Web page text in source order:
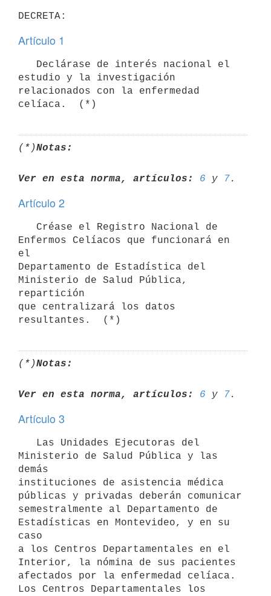
Artículo 1
estudio y la investigación
relacionados con la enfermedad
(*)Notas:
Ver en esta norma, artículos: 6 y 7
Artículo 2
Enfermos Celíacos que funcionará en
el
Departamento de Estadística del
Ministerio de Salud Pública,
repartición
que centralizará los datos
(*)Notas:
Ver en esta norma, artículos: 6 y 7
Artículo 3
Ministerio de Salud Pública y las
demás
instituciones de asistencia médica
públicas y privadas deberán comunicar
semestralmente al Departamento de
Estadísticas en Montevideo, y en su
caso
a los Centros Departamentales en el
Interior, la nómina de sus pacientes
afectados por la enfermedad celíaca.
Los Centros Departamentales los